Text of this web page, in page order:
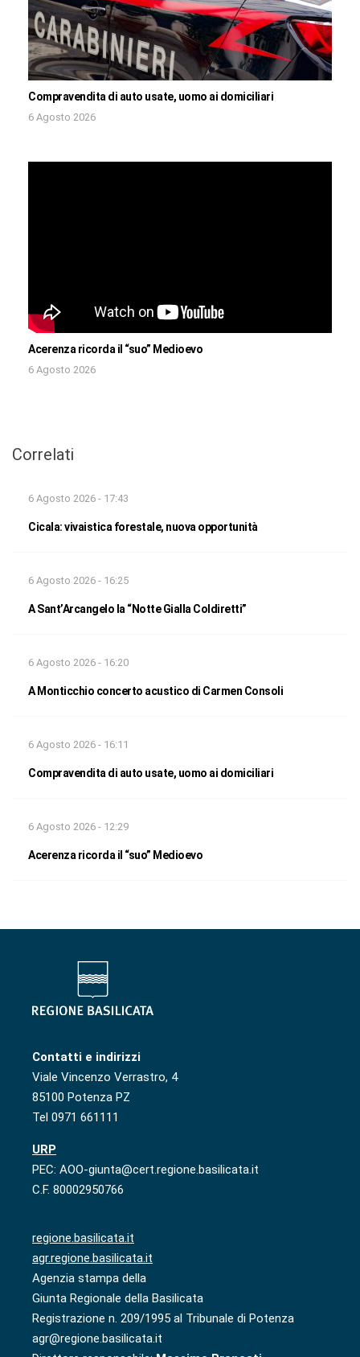
Compravendita di auto usate, uomo ai domiciliari
6 Agosto 2026
Acerenza ricorda il “suo” Medioevo
6 Agosto 2026
Correlati
6 Agosto 2026 - 17:43
Cicala: vivaistica forestale, nuova opportunità
6 Agosto 2026 - 16:25
A Sant’Arcangelo la “Notte Gialla Coldiretti”
6 Agosto 2026 - 16:20
A Monticchio concerto acustico di Carmen Consoli
6 Agosto 2026 - 16:11
Compravendita di auto usate, uomo ai domiciliari
6 Agosto 2026 - 12:29
Acerenza ricorda il “suo” Medioevo
Contatti e indirizzi
Viale Vincenzo Verrastro, 4
85100 Potenza PZ
Tel 0971 661111
URP
PEC: AOO-giunta@cert.regione.basilicata.it
C.F. 80002950766
regione.basilicata.it
agr.regione.basilicata.it
Agenzia stampa della
Giunta Regionale della Basilicata
Registrazione n. 209/1995 al Tribunale di Potenza
agr@regione.basilicata.it